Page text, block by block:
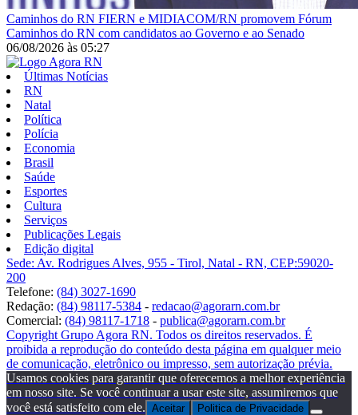
Caminhos do RN FIERN e MIDIACOM/RN promovem Fórum
Caminhos do RN com candidatos ao Governo e ao Senado
06/08/2026 às 05:27
Últimas Notícias
RN
Natal
Política
Polícia
Economia
Brasil
Saúde
Esportes
Cultura
Serviços
Publicações Legais
Edição digital
Sede: Av. Rodrigues Alves, 955 - Tirol, Natal - RN, CEP:59020-
200
Telefone: (84) 3027-1690
Redação: (84) 98117-5384 - redacao@agorarn.com.br
Comercial: (84) 98117-1718 - publica@agorarn.com.br
Copyright Grupo Agora RN. Todos os direitos reservados. É
proibida a reprodução do conteúdo desta página em qualquer meio
de comunicação, eletrônico ou impresso, sem autorização prévia.
Usamos cookies para garantir que oferecemos a melhor experiência
em nosso site. Se você continuar a usar este site, assumiremos que
você está satisfeito com ele. Aceitar Politica de Privacidade